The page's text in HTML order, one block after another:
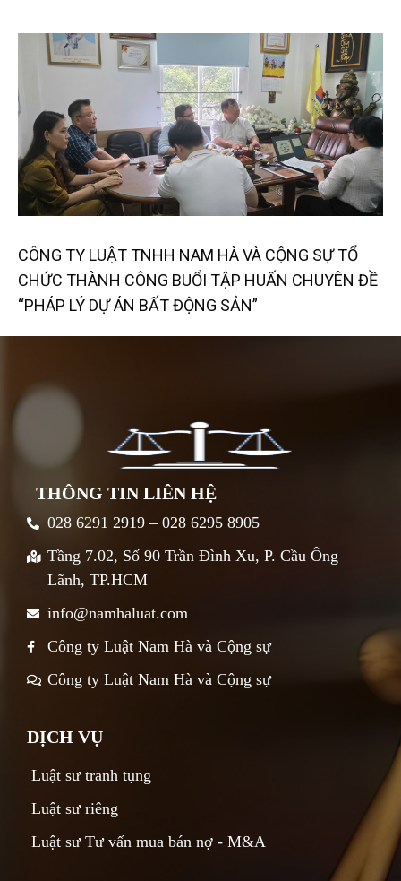
CÔNG TY LUẬT TNHH NAM HÀ VÀ CỘNG SỰ TỔ
CHỨC THÀNH CÔNG BUỔI TẬP HUẤN CHUYÊN ĐỀ
“PHÁP LÝ DỰ ÁN BẤT ĐỘNG SẢN”
THÔNG TIN LIÊN HỆ
028 6291 2919 – 028 6295 8905
Tầng 7.02, Số 90 Trần Đình Xu, P. Cầu Ông
Lãnh, TP.HCM
info@namhaluat.com
Công ty Luật Nam Hà và Cộng sự
Công ty Luật Nam Hà và Cộng sự
DỊCH VỤ
Luật sư tranh tụng
Luật sư riêng
Luật sư Tư vấn mua bán nợ - M&A